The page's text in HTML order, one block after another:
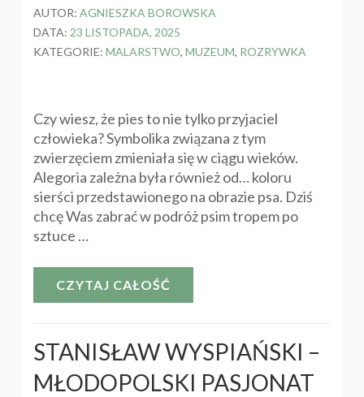
AUTOR: AGNIESZKA BOROWSKA
DATA: 23 LISTOPADA, 2025
KATEGORIE: MALARSTWO, MUZEUM, ROZRYWKA
Czy wiesz, że pies to nie tylko przyjaciel
człowieka? Symbolika związana z tym
zwierzęciem zmieniała się w ciągu wieków.
Alegoria zależna była również od… koloru
sierści przedstawionego na obrazie psa. Dziś
chcę Was zabrać w podróż psim tropem po
sztuce …
CZYTAJ CAŁOŚĆ
STANISŁAW WYSPIAŃSKI –
MŁODOPOLSKI PASJONAT